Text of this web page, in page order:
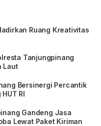
Ruang Kreativitas
Tanjungpinang
Laut
Bersinergi Percantik
RI
Gandeng Jasa
Lewat Paket Kiriman